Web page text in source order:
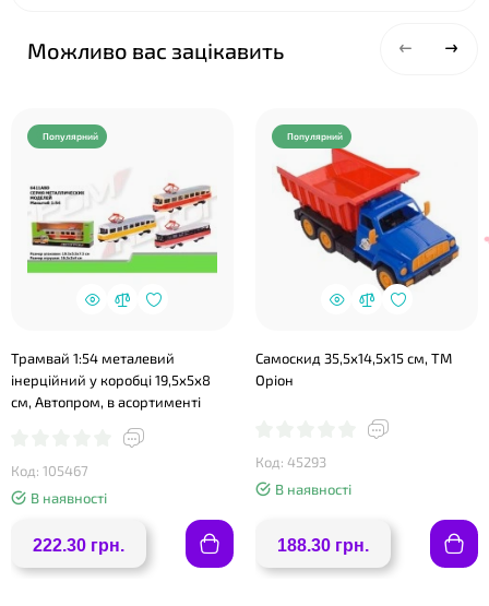
Можливо вас зацікавить
Популярний
Трамвай 1:54 металевий
інерційний у коробці 19,5х5х8
см, Автопром, в асортименті
Код: 105467
В наявності
222.30 грн.
Популярний
Самоскид 35,5х14,5х15 см, ТМ
Оріон
Код: 45293
В наявності
188.30 грн.